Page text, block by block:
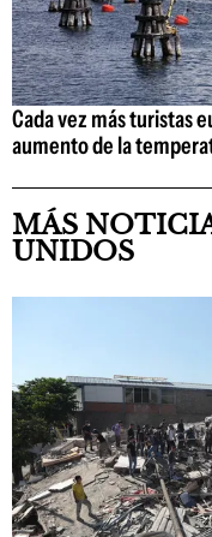
Cada vez más turistas
aumento de la
MÁS
UNIDOS